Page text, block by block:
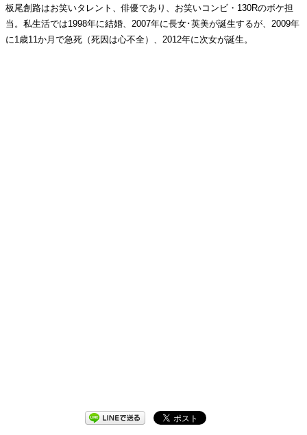
板尾創路はお笑いタレント、俳優であり、お笑いコンビ・130Rのボケ担
当。私生活では1998年に結婚、2007年に長女･英美が誕生するが、2009年
に1歳11か月で急死（死因は心不全）、2012年に次女が誕生。